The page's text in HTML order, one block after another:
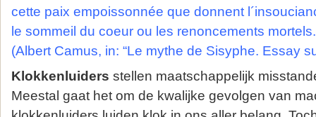
cette paix empoissonnée que donnent
le sommeil du coeur ou les renoncements
(Albert Camus, in: “Le mythe de Sisyphe. Essay
Klokkenluiders stellen maatschappelijk
Meestal gaat het om de kwalijke gevolgen van